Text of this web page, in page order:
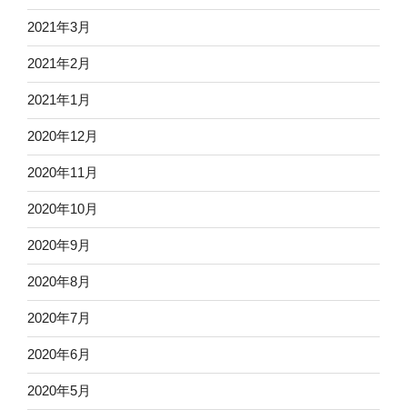
2021年3月
2021年2月
2021年1月
2020年12月
2020年11月
2020年10月
2020年9月
2020年8月
2020年7月
2020年6月
2020年5月